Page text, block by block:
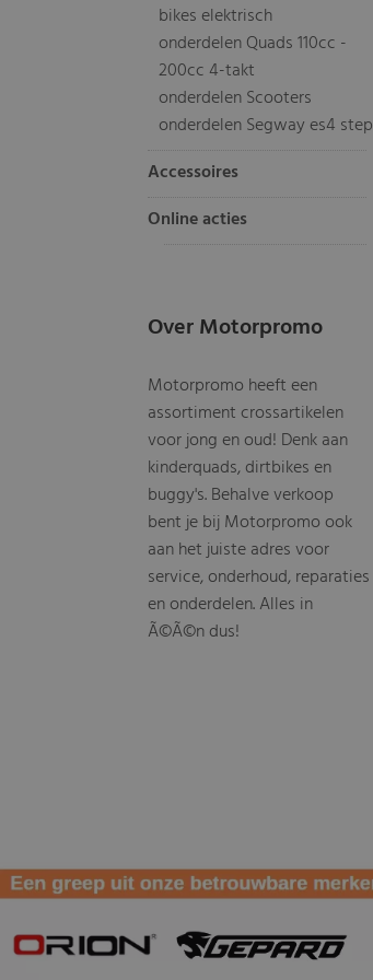
bikes elektrisch
onderdelen Quads 110cc -
200cc 4-takt
onderdelen Scooters
onderdelen Segway es4 step
Accessoires
Online acties
Over Motorpromo
Motorpromo heeft een
assortiment crossartikelen
voor jong en oud! Denk aan
kinderquads, dirtbikes en
buggy's. Behalve verkoop
bent je bij Motorpromo ook
aan het juiste adres voor
service, onderhoud, reparaties
en onderdelen. Alles in
Ã©Ã©n dus!